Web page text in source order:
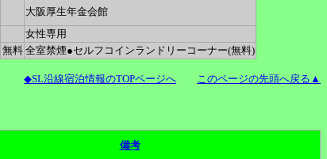
大阪厚生年金会館
女性専用
無料 全室禁煙●セルフコインランドリーコーナー(無料)
◆SL沿線宿泊情報のTOPページへ このページの先頭へ戻る▲
備考